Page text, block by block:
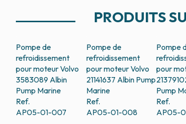
PRODUITS
Pompe de
refroidissement
pour moteur Volvo
3583089 Albin
Pump Marine
Ref.
AP05-01-007
Pompe de
refroidissement
pour moteur Volvo
21141637 Albin Pump
Marine
Ref.
AP05-01-008
Pompe
pour
Pump
Ref.
AP05-